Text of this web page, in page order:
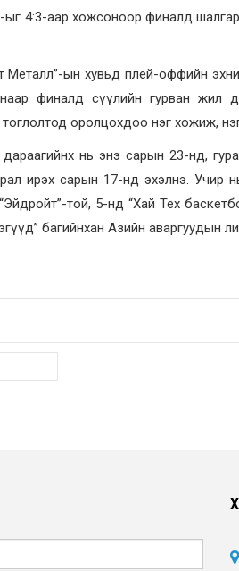
ыг 4:3-аар хожсоноор финалд
Металл”-ын хувьд плей-оффийн
финалд сүүлийн гурван жил
тоглолтод оролцохдоо нэг хожиж,
дараагийнх нь энэ сарын 23-нд,
ирэх сарын 17-нд эхэлнэ.
той, 5-нд “Хай Тех
багийнхан Азийн аваргуудын